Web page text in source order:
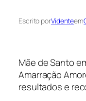
Escrito porVidenteem
Mãe de Santo
Amarração
resultados e